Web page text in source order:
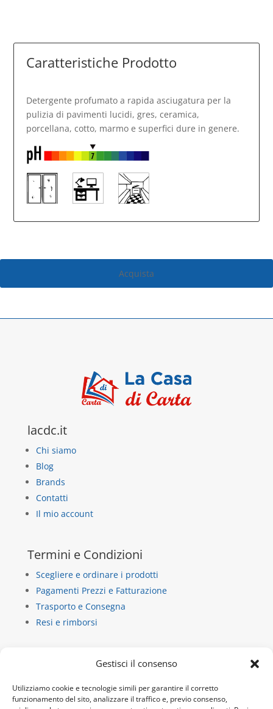
Gestisci il consenso
Utilizziamo cookie e tecnologie simili per garantire il corretto
funzionamento del sito, analizzare il traffico e, previo consenso,
Caratteristiche Prodotto
Detergente profumato a rapida asciugatura per la
pulizia di pavimenti lucidi, gres, ceramica,
porcellana, cotto, marmo e superfici dure in genere.
Acquista
lacdc.it
Chi siamo
Blog
Brands
Contatti
Il mio account
Termini e Condizioni
Scegliere e ordinare i prodotti
Pagamenti Prezzi e Fatturazione
Trasporto e Consegna
Resi e rimborsi
La Casa di Carta
via dietro castello 13/b